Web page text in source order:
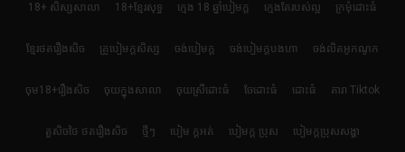
18+ សិស្សសាលា 18+ខ្មែរសុទ្ធ ក្មេង 18 ឆ្នាំបៀមក្ដ ក្មេងតែរបស់ល្អ ក្រមុំដោះធំ
ខ្មែរថតរឿងសិច គ្រូបៀមក្ដសិស្ស ចង់បៀមក្ដ ចង់បៀមក្តបងហា ចង់លិតអូកណូក
ចុម18+រឿងសិច ចុយក្នុងសាលា ចុយស្រីដោះធំ ចែដោះធំ ដោះធំ តារា Tiktok
តួសិចថៃ ថតរឿងសិច ថ្មីៗ បៀម ក្ដអត់ បៀមក្ដ ប្រុស បៀមក្តប្រុសសង្ហា